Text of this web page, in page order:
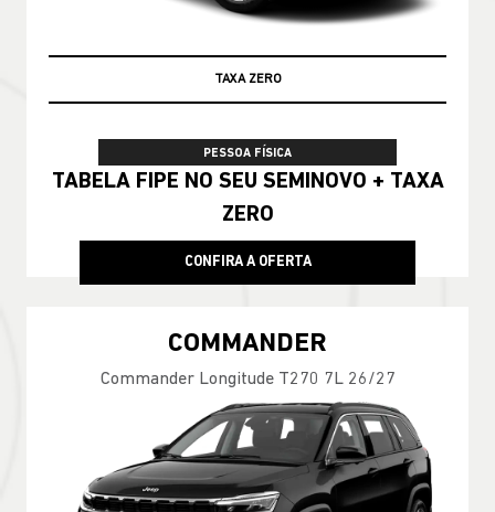
TAXA ZERO
PESSOA FÍSICA
TABELA FIPE NO SEU SEMINOVO + TAXA
ZERO
CONFIRA A OFERTA
COMMANDER
Commander Longitude T270 7L 26/27